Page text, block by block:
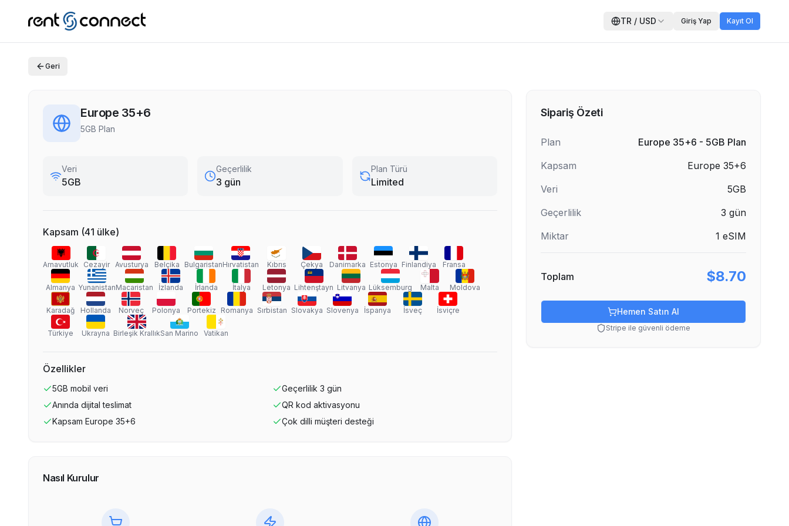
TR / USD Giriş Yap Kayıt Ol
Geri
Europe 35+6
5GB Plan
Veri
5GB
Geçerlilik
3 gün
Plan Türü
Limited
Kapsam (41 ülke)
Arnavutluk Cezayir Avusturya Belçika BulgaristanHırvatistan Kıbrıs Çekya Danimarka Estonya Finlandiya Fransa
Almanya YunanistanMacaristan İzlanda İrlanda İtalya Letonya Lihtenştayn Litvanya Lüksemburg Malta Moldova
Karadağ Hollanda Norveç Polonya Portekiz Romanya Sırbistan Slovakya Slovenya İspanya İsveç İsviçre
Türkiye Ukrayna Birleşik KrallıkSan Marino Vatikan
Özellikler
5GB mobil veri Geçerlilik 3 gün
Anında dijital teslimat
QR kod aktivasyonu
Kapsam Europe 35+6 Çok dilli müşteri desteği
Nasıl Kurulur
Sipariş Özeti
Plan
Europe 35+6 - 5GB Plan
Kapsam
Europe 35+6
Veri
5GB
Geçerlilik
3 gün
Miktar
1 eSIM
Toplam $8.70
Hemen Satın Al
Stripe ile güvenli ödeme